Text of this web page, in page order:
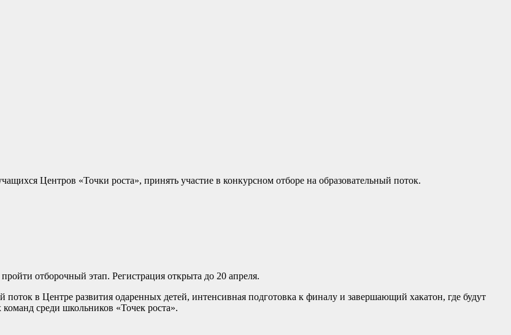
Центров «Точки роста», принять участие в конкурсном отборе на образовательный поток.
отборочный этап. Регистрация открыта до 20 апреля.
в Центре развития одаренных детей, интенсивная подготовка к финалу и завершающий хакатон, где будут
среди школьников «Точек роста».